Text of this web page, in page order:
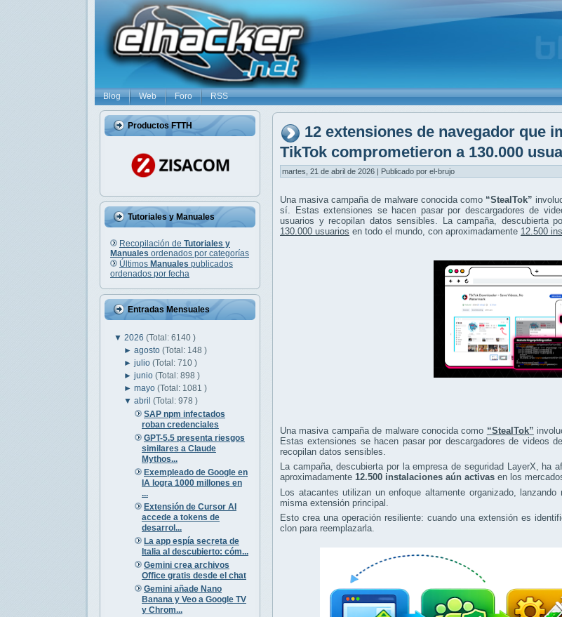
Blog Web Foro RSS
Productos FTTH
Tutoriales y Manuales
Recopilación de Tutoriales y
Manuales ordenados por categorías
Últimos Manuales publicados
ordenados por fecha
Entradas Mensuales
▼ 2026 (Total: 6140 )
►agosto(Total: 148 )
►julio(Total: 710 )
►junio(Total: 898 )
►mayo(Total: 1081 )
▼abril(Total: 978 )
SAP npm infectados
roban credenciales
GPT-5.5 presenta riesgos
similares a Claude
Mythos...
Exempleado de Google en
IA logra 1000 millones en
...
Extensión de Cursor AI
accede a tokens de
desarrol...
La app espía secreta de
Italia al descubierto: cóm...
Gemini crea archivos
Office gratis desde el chat
Gemini añade Nano
Banana y Veo a Google TV
y Chrom...
12 extensiones de navegador que
TikTok comprometieron a 130.000
martes, 21 de abril de 2026 | Publicado por el-brujo
Una masiva campaña de malware conocida como “StealTok”
sí. Estas extensiones se hacen pasar por descargadores de
usuarios y recopilan datos sensibles. La campaña, descubierta
130.000 usuarios en todo el mundo, con aproximadamente 12.500
Una masiva campaña de malware conocida como “StealTok”
Estas extensiones se hacen pasar por descargadores de videos
recopilan datos sensibles.
La campaña, descubierta por la empresa de seguridad LayerX, ha
aproximadamente 12.500 instalaciones aún activas en los
Los atacantes utilizan un enfoque altamente organizado,
misma extensión principal.
Esto crea una operación resiliente: cuando una extensión es
clon para reemplazarla.